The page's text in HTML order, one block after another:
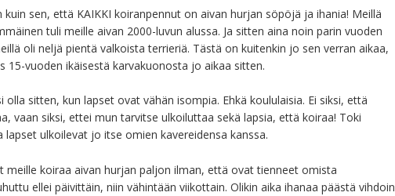
sen, että KAIKKI koiranpennut on aivan hurjan söpöjä ja ihania! Meillä
tuli meille aivan 2000-luvun alussa. Ja sitten aina noin parin vuoden
oli neljä pientä valkoista terrieriä. Tästä on kuitenkin jo sen verran aikaa,
vuoden ikäisestä karvakuonosta jo aikaa sitten.
sitten, kun lapset ovat vähän isompia. Ehkä koululaisia. Ei siksi, että
vaan siksi, ettei mun tarvitse ulkoiluttaa sekä lapsia, että koiraa! Toki
ulkoilevat jo itse omien kavereidensa kanssa.
meille koiraa aivan hurjan paljon ilman, että ovat tienneet omista
ellei päivittäin, niin vähintään viikottain. Olikin aika ihanaa päästä vihdoin